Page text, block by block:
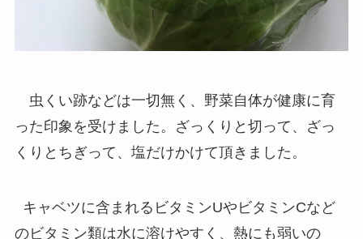
虫くい跡などは一切無く、野菜自体が健康に育
った印象を受けました。ざっくりと切って、ざっ
くりとちぎって、塩だけかけて頂きました。
キャベツに含まれるビタミンUやビタミンCなど
のビタミン類は水に溶けやすく、熱にも弱いの